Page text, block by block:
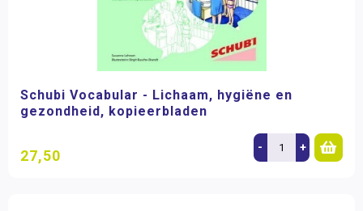
Schubi Vocabular - Lichaam, hygiëne en
gezondheid, kopieerbladen
27,50 - +